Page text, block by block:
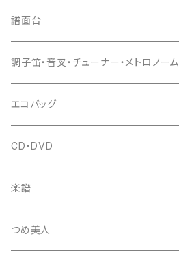
猫足入
爪ばさみ
箏柱
柱入
平柱入
三角柱入
琴台
13絃用琴台（低）
桐柱箱
糸
(丸三) 寿糸
はつね糸
駒
地唄駒
長唄駒
糸駒入
爪駒入
撥入
一丁撥入
撥
当り鉦
シュモク（当り鉦バチ）
三味線（本体）
譜面台
座奏用譜面台
立奏用譜面台
調子笛・音叉・チューナー・メトロノーム
調子笛・音叉
チューナー・メトロノーム
エコバッグ
CD・DVD
楽譜
つめ美人